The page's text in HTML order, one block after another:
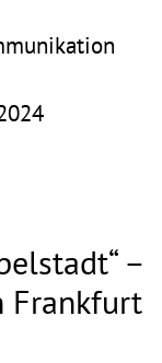
–
Frankfurt